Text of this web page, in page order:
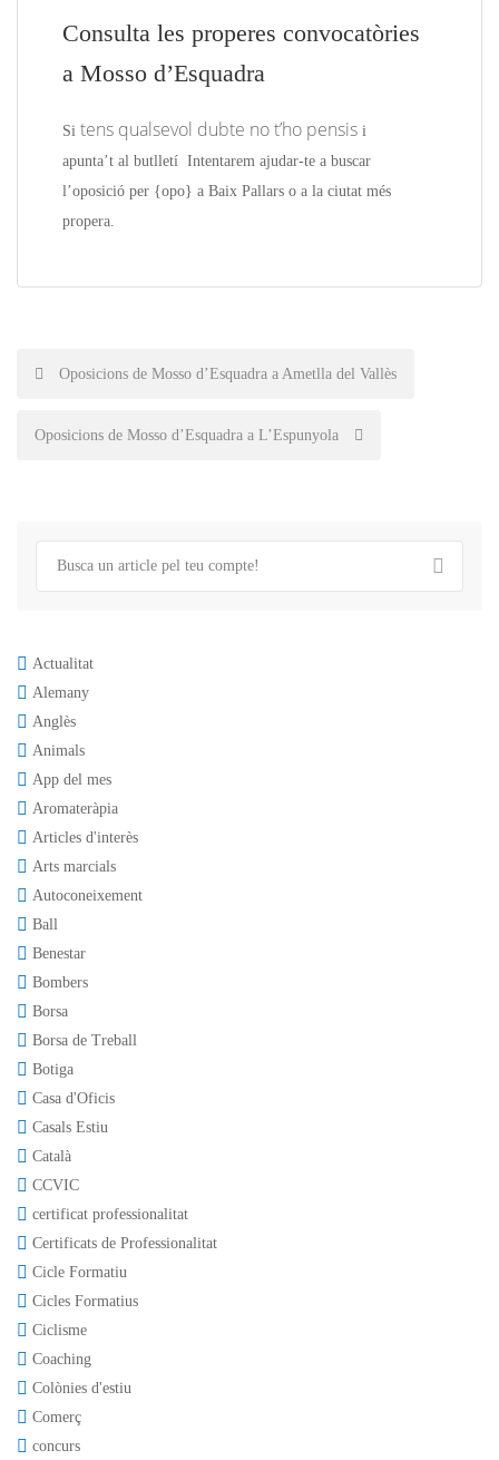
Consulta les properes convocatòries
a Mosso d’Esquadra
Si tens qualsevol dubte no t’ho pensis i
apunta’t al butlletí Intentarem ajudar-te a buscar
l’oposició per {opo} a Baix Pallars o a la ciutat més
propera.
Post
navigation
Oposicions de Mosso d’Esquadra a Ametlla del Vallès
Oposicions de Mosso d’Esquadra a L’Espunyola
Actualitat
Alemany
Anglès
Animals
App del mes
Aromateràpia
Articles d'interès
Arts marcials
Autoconeixement
Ball
Benestar
Bombers
Borsa
Borsa de Treball
Botiga
Casa d'Oficis
Casals Estiu
Català
CCVIC
certificat professionalitat
Certificats de Professionalitat
Cicle Formatiu
Cicles Formatius
Ciclisme
Coaching
Colònies d'estiu
Comerç
concurs